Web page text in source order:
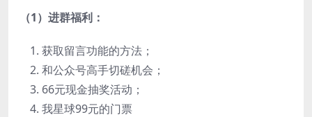
（1）进群福利：
获取留言功能的方法；
和公众号高手切磋机会；
66元现金抽奖活动；
我星球99元的门票